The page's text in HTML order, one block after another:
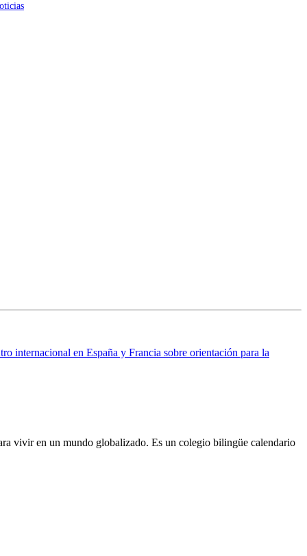
internacional en España y Francia sobre orientación para la
vivir en un mundo globalizado. Es un colegio bilingüe calendario